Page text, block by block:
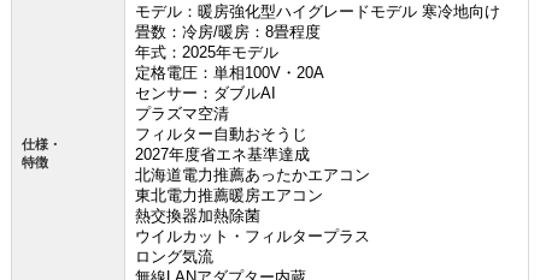
お買い物を続ける カートへ進む
仕様・
特徴
モデル：暖房強化型ハイグレードモデル 寒冷地向け
畳数：冷房/暖房：8畳程度
年式：2025年モデル
定格電圧：単相100V・20A
センサー：ダブルAI
プラズマ空清
フィルター自動おそうじ
2027年度省エネ基準達成
北海道電力推薦あったかエアコン
東北電力推薦暖房エアコン
熱交換器加熱除菌
ウイルカット・フィルタープラス
ロング気流